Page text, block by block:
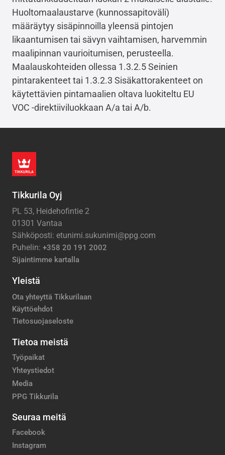
Huoltomaalaustarve (kunnossapitoväli)
määräytyy sisäpinnoilla yleensä pintojen
likaantumisen tai sävyn vaihtamisen, harvemmin
maalipinnan vaurioitumisen, perusteella.
Maalauskohteiden ollessa 1.3.2.5 Seinien
pintarakenteet tai 1.3.2.3 Sisäkattorakenteet on
käytettävien pintamaalien oltava luokiteltu EU
VOC -direktiiviluokkaan A/a tai A/b.
Tikkurila Oyj
PL 53, Heidehofintie 2
01301 Vantaa
Sähköposti: etunimi.sukunimi@ppg.com
Puhelin: +358 20 191 2002
Sijaintimme kartalla
Yleistä
Ota yhteyttä Tikkurilaan
Käyttöehdot
Tietosuojaseloste
Tietoa meistä
Työpaikat
Yhteystiedot
Media
PPG Tikkurila
Seuraa meitä
Facebook
Instagram